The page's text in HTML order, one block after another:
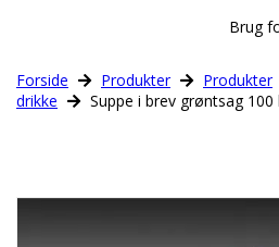
Brug
Forside Produkter Produkter
drikke
Suppe i brev grøntsag 100